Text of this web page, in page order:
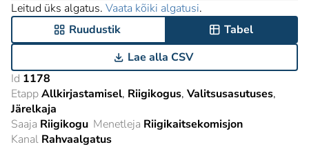
Leitud üks algatus. Vaata kõiki algatusi.
Ruudustik
Tabel
Lae alla CSV
Id 1178
EtappAllkirjastamisel Riigikogus Valitsusasutuses
Järelkaja
Saaja Riigikogu Menetleja Riigikaitsekomisjon
Kanal Rahvaalgatus